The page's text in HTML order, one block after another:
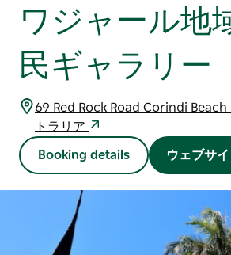
ワジャール地
民ギャラリー
69 Red Rock Road Corindi Beach
トラリア
Booking details ウェブサ